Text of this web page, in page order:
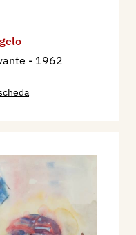
- 1962